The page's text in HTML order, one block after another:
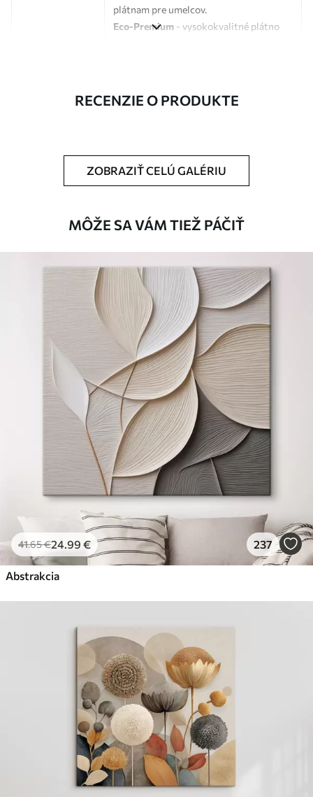
plátnam pre umelcov.
Eco-Premium - vysokokvalitné plátno
s33169
Dostupné materiály
Štandard
Odolné voči vyblednutiu
Bezpečný atrament bez zápachu
Povrch podobný plátnu
Ekologický materiál
Premium
.00
Žiarivé a sýte farby
Odolné voči vyblednutiu
Bezpečný atrament bez zápachu
Povrch podobný plátnu
Ekologický materiál
Eko-Premium
Od 36.00€
✓Žiarivé a sýte farby
✓Odolné voči vyblednutiu
Ekologický materiál
RECENZIE O PRODUKTE
ZOBRAZIŤ CELÚ GALÉRIU
MÔŽE SA VÁM TIEŽ PÁČIŤ
41.65€24.99 € 237
Abstrakcia